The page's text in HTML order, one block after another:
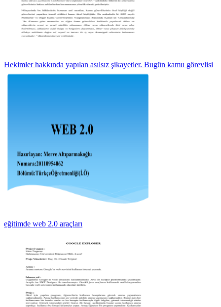
Hekimler hakkında yapılan asılsız şikayetler. Bugün kamu görevlisi
eğitimde web 2.0 araçları